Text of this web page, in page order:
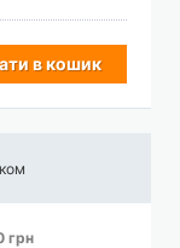
в кошик
грн